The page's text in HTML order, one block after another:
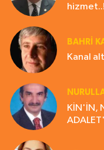
hizmet..!
BAHRI
Kanal
KİN'İN,